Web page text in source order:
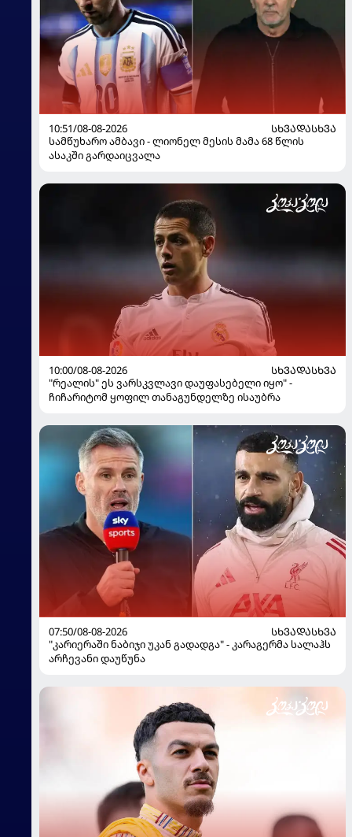
10:51/08-08-2026
ᲡᲮᲕᲐᲓᲐᲡᲮᲕᲐ
სამწუხარო ამბავი - ლიონელ მესის მამა 68 წლის
ასაკში გარდაიცვალა
10:00/08-08-2026
ᲡᲮᲕᲐᲓᲐᲡᲮᲕᲐ
"რეალის" ეს ვარსკვლავი დაუფასებელი იყო" -
ჩიჩარიტომ ყოფილ თანაგუნდელზე ისაუბრა
07:50/08-08-2026
ᲡᲮᲕᲐᲓᲐᲡᲮᲕᲐ
"კარიერაში ნაბიჯი უკან გადადგა" - კარაგერმა სალაჰს
არჩევანი დაუწუნა